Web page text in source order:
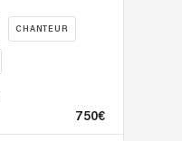
CHANTEUR
750€